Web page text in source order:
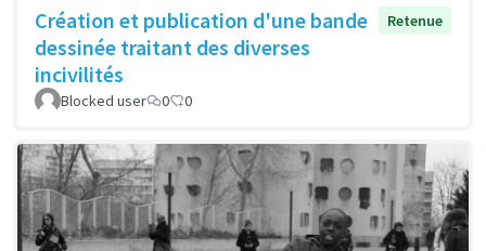
Création et publication d'une bande
dessinée traitant des diverses
incivilités
Retenue
Blocked user 0 0